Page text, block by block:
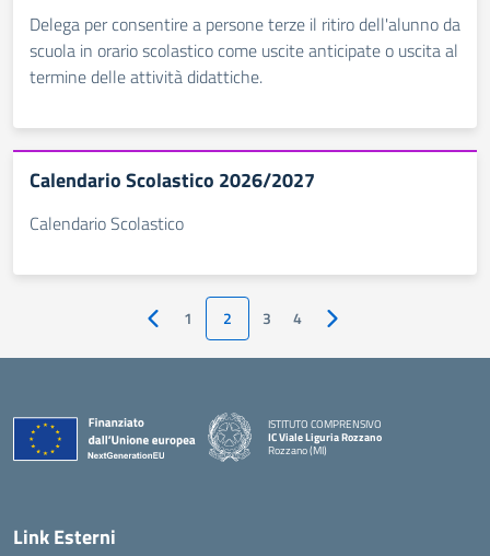
Delega per consentire a persone terze il ritiro dell'alunno da
scuola in orario scolastico come uscite anticipate o uscita al
termine delle attività didattiche.
Calendario Scolastico 2026/2027
Calendario Scolastico
Pagina precedente
1 2 3 4 Pagina successiva
ISTITUTO COMPRENSIVO
IC Viale Liguria Rozzano
Rozzano (MI)
Link Esterni